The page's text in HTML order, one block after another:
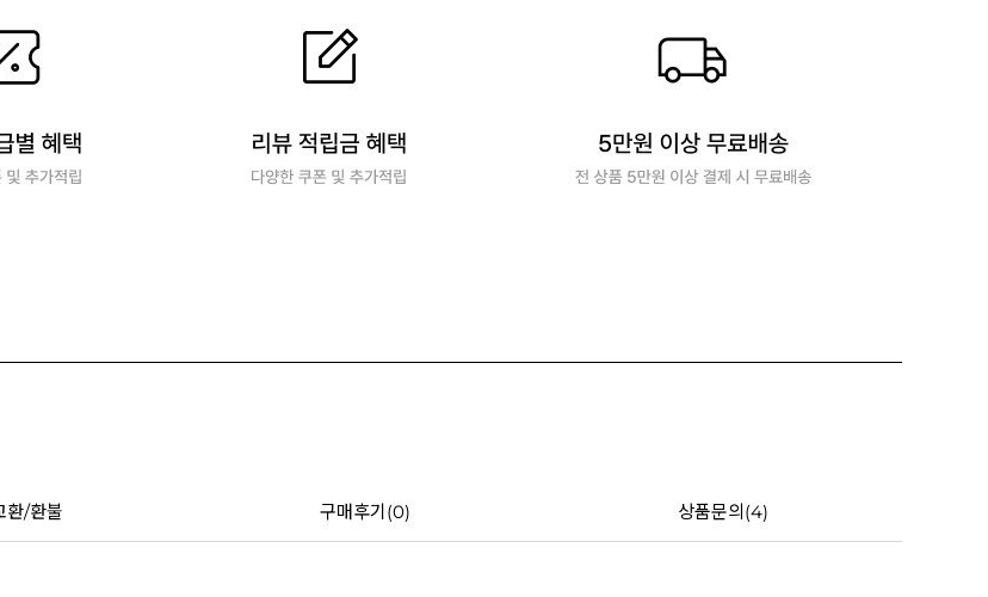
환/환불 구매후기(0) 상품문의(4)